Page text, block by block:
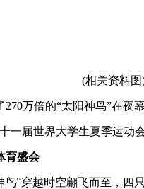
(相关资料图
270万倍的“太阳神鸟”在夜
一届世界大学生夏季运动
育盛会
鸟”穿越时空翩飞而至，四